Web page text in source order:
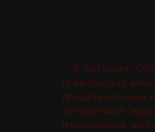
В каталоге
превосходно
представленные
безупречной
Итальянская